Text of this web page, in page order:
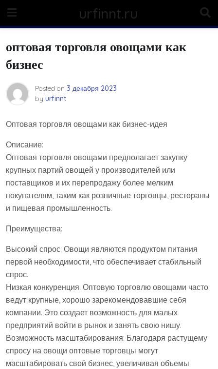
content
urfinnt.ru
оптовая торговля овощами как
бизнес
Posted on 3 декабря 2023
by urfinnt
Оптовая торговля овощами как бизнес-идея
Описание:
Оптовая торговля овощами предполагает закупку
крупных партий овощей у производителей или
поставщиков и их перепродажу более мелким
покупателям, таким как розничные торговцы, рестораны
и пищевая промышленность.
Преимущества:
Высокий спрос: Овощи являются продуктом питания
первой необходимости, что обеспечивает стабильный
спрос.
Низкая конкуренция: Оптовую торговлю овощами часто
ведут крупные, хорошо зарекомендовавшие себя
компании. Это создает возможность для малых
предприятий войти в рынок и занять свою нишу.
Возможность масштабирования: Благодаря растущему
спросу на овощи оптовые торговцы могут
масштабировать свой бизнес, увеличивая объемы